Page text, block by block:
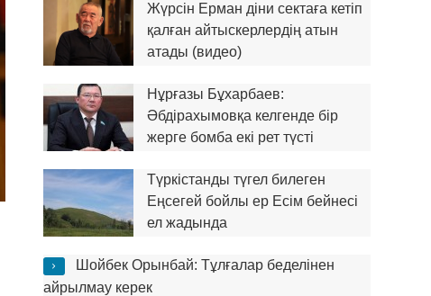
Жүрсін Ерман діни сектаға кетіп
қалған айтыскерлердің атын
атады (видео)
Нұрғазы Бұхарбаев:
Әбдірахымовқа келгенде бір
жерге бомба екі рет түсті
Түркістанды түгел билеген
Еңсегей бойлы ер Есім бейнесі
ел жадында
Шойбек Орынбай: Тұлғалар беделінен
айрылмау керек